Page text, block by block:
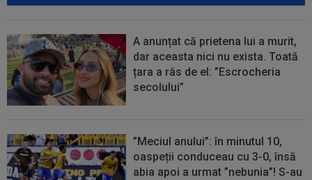
A anunțat că prietena lui a murit,
dar aceasta nici nu exista. Toată
țara a râs de el: ”Escrocheria
secolului”
”Meciul anului”: în minutul 10,
oaspeții conduceau cu 3-0, însă
abia apoi a urmat ”nebunia”! S-au